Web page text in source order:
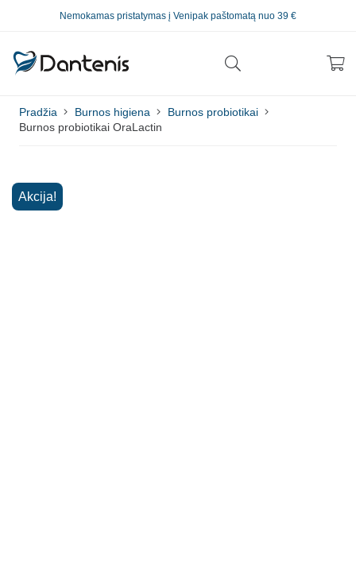
Nemokamas pristatymas į Venipak paštomatą nuo 39 €
Pradžia Burnos higiena
Burnos probiotikai
Burnos probiotikai OraLactin
Akcija!